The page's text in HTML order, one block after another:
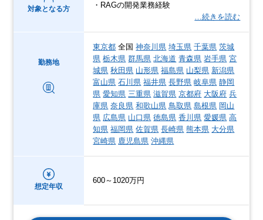
対象となる方
・RAGの開発業務経験
…続きを読む
勤務地
東京都 全国神奈川県 埼玉県 千葉県 茨城
県 栃木県 群馬県 北海道 青森県 岩手県 宮
城県 秋田県 山形県 福島県 山梨県 新潟県
富山県 石川県 福井県 長野県 岐阜県 静岡
県 愛知県 三重県 滋賀県 京都府 大阪府 兵
庫県 奈良県 和歌山県 鳥取県 島根県 岡山
県 広島県 山口県 徳島県 香川県 愛媛県 高
知県 福岡県 佐賀県 長崎県 熊本県 大分県
宮崎県 鹿児島県 沖縄県
想定年収
600～1020万円